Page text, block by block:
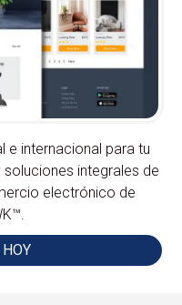
e internacional para tu
integrales de
electrónico de